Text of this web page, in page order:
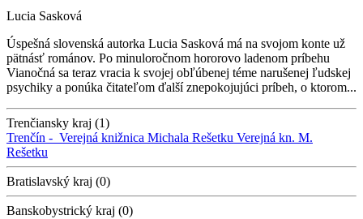
Lucia Sasková
Úspešná slovenská autorka Lucia Sasková má na svojom konte už
pätnásť románov. Po minuloročnom hororovo ladenom príbehu
Vianočná sa teraz vracia k svojej obľúbenej téme narušenej ľudskej
psychiky a ponúka čitateľom ďalší znepokojujúci príbeh, o ktorom...
Trenčiansky kraj (1)
Trenčín - Verejná knižnica Michala Rešetku Verejná kn. M.
Rešetku
Bratislavský kraj (0)
Banskobystrický kraj (0)